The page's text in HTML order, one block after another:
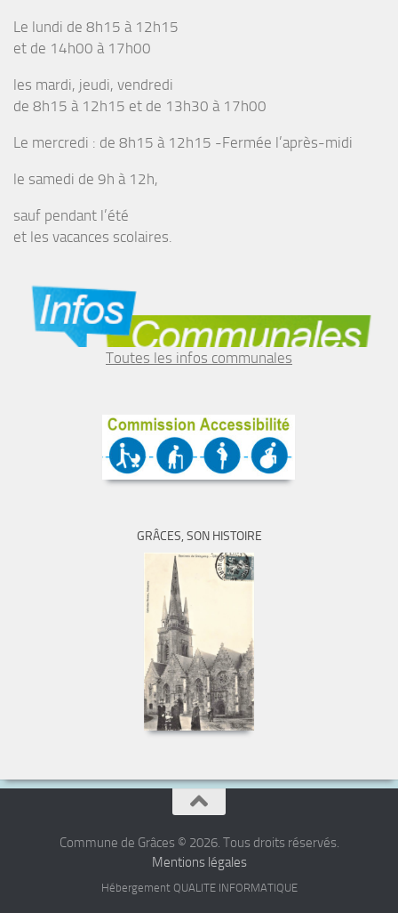
Le lundi de 8h15 à 12h15
et de 14h00 à 17h00
les mardi, jeudi, vendredi
de 8h15 à 12h15 et de 13h30 à 17h00
Le mercredi : de 8h15 à 12h15 -Fermée l’après-midi
le samedi de 9h à 12h,
sauf pendant l’été
et les vacances scolaires.
Toutes les infos communales
GRÂCES, SON HISTOIRE
Commune de Grâces © 2026. Tous droits réservés.
Mentions légales
Hébergement QUALITE INFORMATIQUE